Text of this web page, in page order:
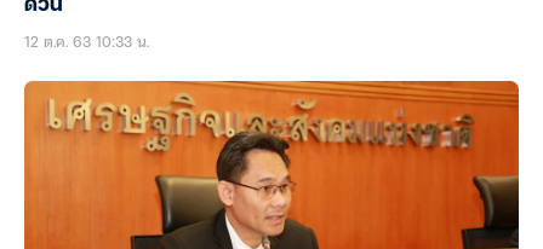
ด่วน
12 ต.ค. 63 10:33 น.